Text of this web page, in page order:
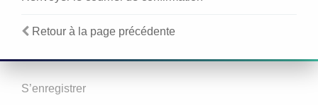
Retour à la page précédente
S’enregistrer